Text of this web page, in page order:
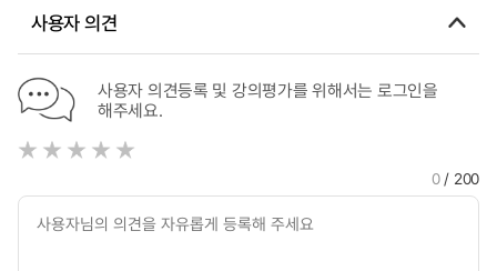
사용자 의견
사용자 의견등록 및 강의평가를 위해서는 로그인을
해주세요.
0/ 200